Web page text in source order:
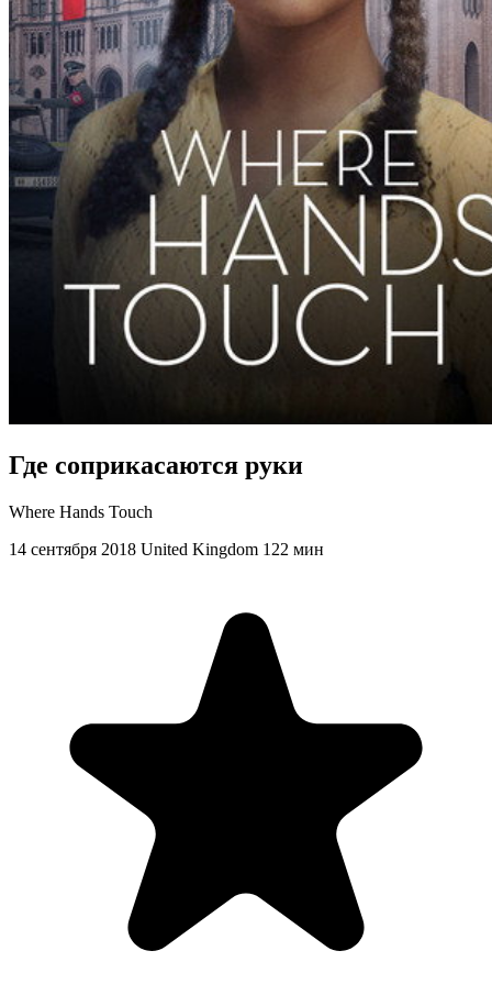
Где соприкасаются руки
Where Hands Touch
14 сентября 2018 United Kingdom 122 мин